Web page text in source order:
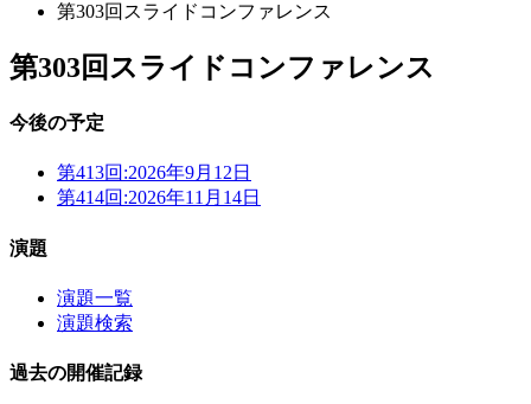
第303回スライドコンファレンス
第303回スライドコンファレンス
今後の予定
第413回:2026年9月12日
第414回:2026年11月14日
演題
演題一覧
演題検索
過去の開催記録